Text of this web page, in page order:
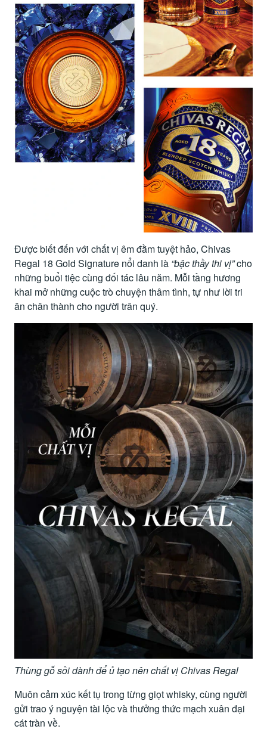
Được biết đến với chất vị êm đằm tuyệt hảo, Chivas
Regal 18 Gold Signature nổi danh là “bậc thầy thi vị”cho
những buổi tiệc cùng đối tác lâu năm. Mỗi tầng hương
khai mở những cuộc trò chuyện thâm tình, tự như lời tri
ân chân thành cho người trân quý.
Thùng gỗ sồi dành để ủ tạo nên chất vị Chivas Regal
Muôn cảm xúc kết tụ trong từng giọt whisky, cùng người
gửi trao ý nguyện tài lộc và thưởng thức mạch xuân đại
cát tràn về.